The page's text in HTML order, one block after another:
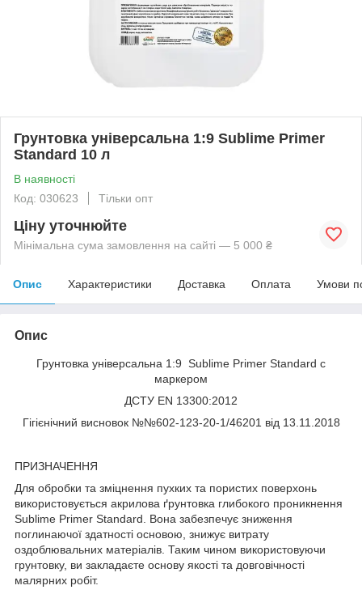
Грунтовка універсальна 1:9 Sublime Primer
Standard 10 л
В наявності
Код: 030623
Тільки опт
Ціну уточнюйте
Мінімальна сума замовлення на сайті — 5 000 ₴
Опис Характеристики Доставка Оплата Умови
Опис
Грунтовка універсальна 1:9 Sublime Primer Standard с
маркером
ДСТУ EN 13300:2012
Гігієнічний висновок №№602-123-20-1/46201 від 13.11.2018
ПРИЗНАЧЕННЯ
Для обробки та зміцнення пухких та пористих поверхонь
використовується акрилова ґрунтовка глибокого проникнення
Sublime Primer Standard. Вона забезпечує зниження
поглинаючої здатності основою, знижує витрату
оздоблювальних матеріалів. Таким чином використовуючи
грунтовку, ви закладаєте основу якості та довговічності
малярних робіт.